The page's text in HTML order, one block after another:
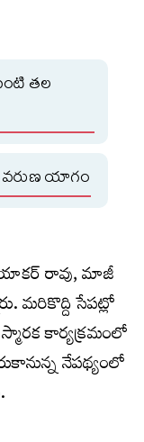
తల
యాగం
రావు, మాజీ
మరికొద్ది సేపట్లో
కార్యక్రమంలో
నేపథ్యంలో